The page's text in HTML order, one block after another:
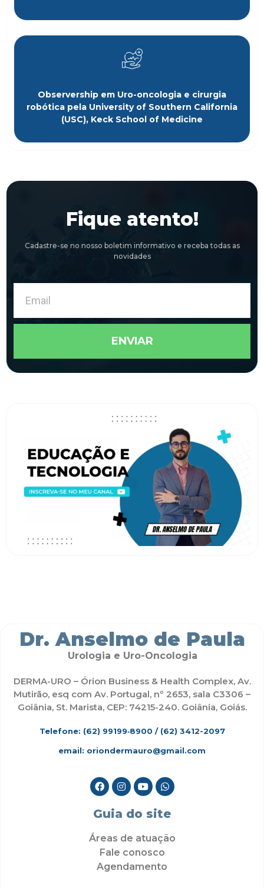
Observership em Uro-oncologia e cirurgia
robótica pela University of Southern California
(USC), Keck School of Medicine
Fique atento!
Cadastre-se no nosso boletim informativo e receba todas as
novidades
ENVIAR
Dr. Anselmo de Paula
Urologia e Uro-Oncologia
DERMA-URO – Órion Business & Health Complex, Av.
Mutirão, esq com Av. Portugal, nº 2653, sala C3306 –
Goiânia, St. Marista, CEP: 74215-240. Goiânia, Goiás.
Telefone: (62) 99199‑8900 / (62) 3412-2097
email: oriondermauro@gmail.com
Guia do site
Áreas de atuação
Fale conosco
Agendamento